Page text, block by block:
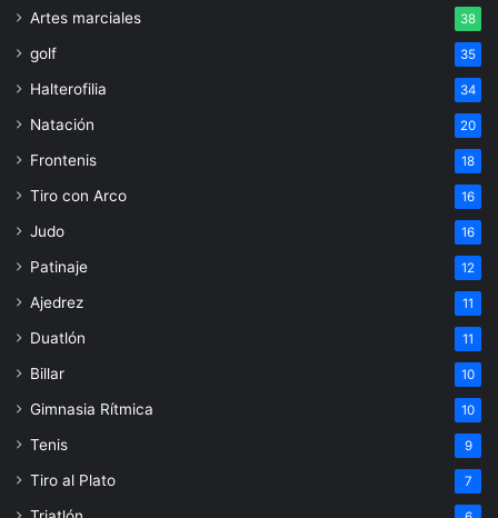
Artes marciales 38
golf 35
Halterofilia 34
Natación 20
Frontenis 18
Tiro con Arco 16
Judo 16
Patinaje 12
Ajedrez 11
Duatlón 11
Billar 10
Gimnasia Rítmica 10
Tenis 9
Tiro al Plato 7